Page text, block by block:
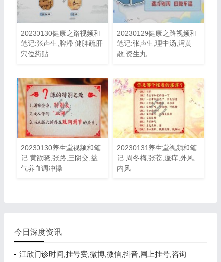
20230130健康之路视频和
笔记:张声生,脾滞,健脾疏肝
穴位药贴
20230129健康之路视频和
笔记:张声生,理中汤,泻黄
散,资生丸
20230130养生堂视频和笔
记:黄欲晓,张路,三阴交,益
气养血调冲操
20230131养生堂视频和笔
记:周冬梅,张苍,瘙痒,外风,
内风
今日深度资讯
汪欣门诊时间,挂号费,微博,微信,抖音,网上挂号,咨询